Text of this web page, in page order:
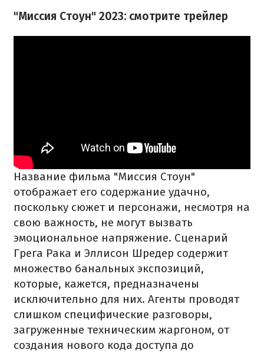
"Миссия Стоун" 2023: смотрите трейлер
Название фильма "Миссия Стоун"
отображает его содержание удачно,
поскольку сюжет и персонажи, несмотря на
свою важность, не могут вызвать
эмоциональное напряжение. Сценарий
Грега Рака и Эллисон Шредер содержит
множество банальных экспозиций,
которые, кажется, предназначены
исключительно для них. Агенты проводят
слишком специфические разговоры,
загруженные техническим жаргоном, от
создания нового кода доступа до